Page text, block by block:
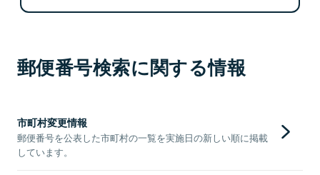
郵便番号検索に関する情報
市町村変更情報
郵便番号を公表した市町村の一覧を実施日の新しい順に掲載
しています。